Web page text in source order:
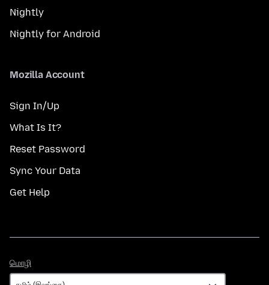
Nightly
Nightly for Android
Mozilla Account
Sign In/Up
What Is It?
Reset Password
Sync Your Data
Get Help
மொழி